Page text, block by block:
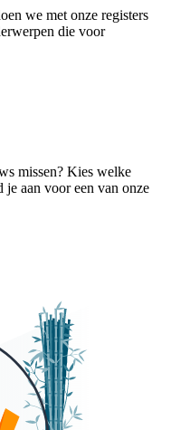
we met onze registers
die voor
missen? Kies welke
je aan voor een van onze